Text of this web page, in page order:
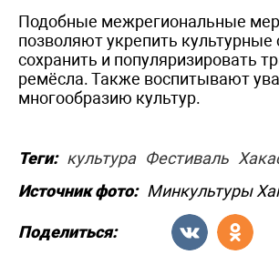
Подобные межрегиональные
позволяют укрепить культурные
сохранить и популяризировать
ремёсла. Также воспитывают
многообразию культур.
Теги: культура Фестиваль
Источник фото: Минкультуры
Поделиться: